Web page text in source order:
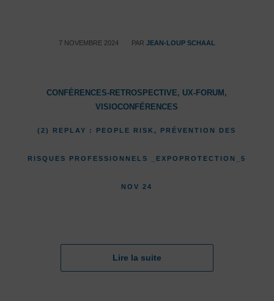
7 NOVEMBRE 2024
/ PAR JEAN-LOUP SCHAAL
CONFÉRENCES-RETROSPECTIVE, UX-FORUM ,
VISIOCONFÉRENCES
(2) REPLAY : PEOPLE RISK, PRÉVENTION DES
RISQUES PROFESSIONNELS _EXPOPROTECTION_5
NOV 24
Lire la suite